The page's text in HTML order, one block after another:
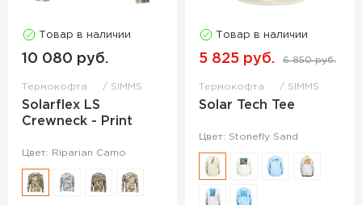
Товар в наличии
10 080 руб.
Термокофта SIMMS
Solarflex LS
Crewneck - Print
Цвет: Riparian Camo
Товар в наличии
5 825 руб. 6 850 руб.
Термокофта SIMMS
Solar Tech Tee
Цвет: Stonefly Sand